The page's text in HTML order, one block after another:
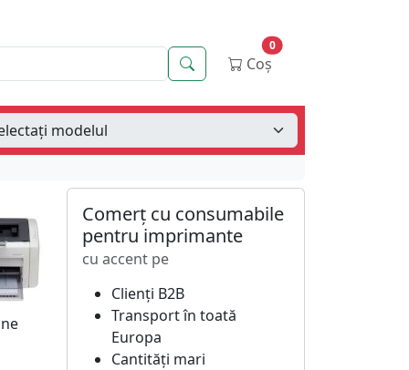
CăutareCoș
0
Comerț cu consumabile
pentru imprimante
cu accent pe
Clienți B2B
Transport în toată
Europa
Cantități mari